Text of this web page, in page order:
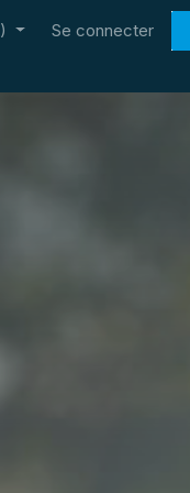
Se connecter